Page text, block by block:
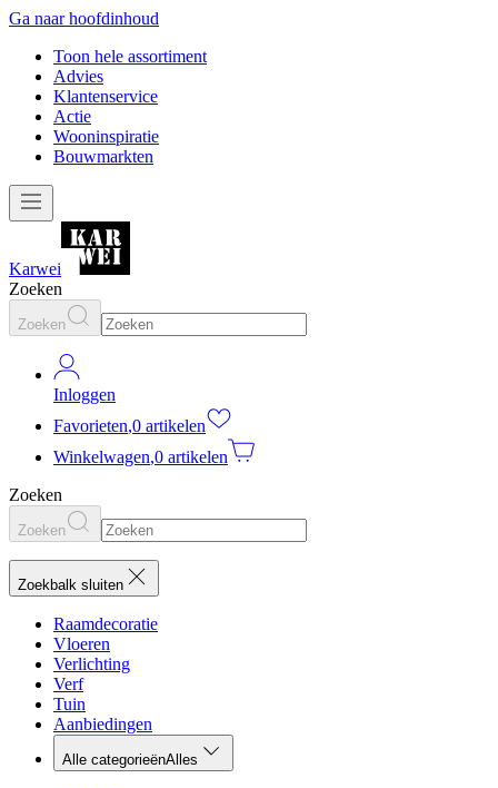
Ga naar hoofdinhoud
Toon hele assortiment
Advies
Klantenservice
Actie
Wooninspiratie
Bouwmarkten
Karwei
Zoeken
Zoeken
Inloggen
Favorieten,0 artikelen
Winkelwagen,0 artikelen
Zoeken
Zoeken
Zoekbalk sluiten
Raamdecoratie
Vloeren
Verlichting
Verf
Tuin
Aanbiedingen
Alle categorieënAlles